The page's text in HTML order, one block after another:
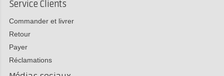
Service Clients
Commander et livrer
Retour
Payer
Réclamations